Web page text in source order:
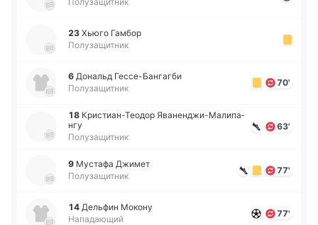
23 Хьюго Гамбор
Полузащитник
6 До­нальд Ге­ссе­-Ба­нга­гби
Полузащитник
70'
18 Кри­стиа­н-Тео­дор Ява­не­нджи­-Ма­ли­па­
нгу
Полузащитник
63'
9 Му­ста­фа Джимет
Полузащитник
77'
14 Де­льфин Мокону
Нападающий
77'